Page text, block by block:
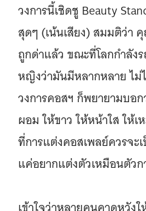
วงการนี้เชิดชู Beauty
สุดๆ (เน้นเสียง) สมมติว่า
ถูกด่าแล้ว ขณะที่โลกกำลัง
หญิงว่ามันมีหลากหลาย ไ
วงการคอสฯ ก็พยายามบอก
ผอม ให้ขาว ให้หน้าใส ให้
ที่การแต่งคอสเพลย์ควรจะ
แค่อยากแต่งตัวเหมือนตัว